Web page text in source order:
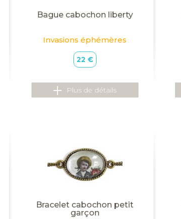
Bague cabochon liberty
Invasions éphémères
22 €
Plus de détails
Bracelet cabochon petit
garçon